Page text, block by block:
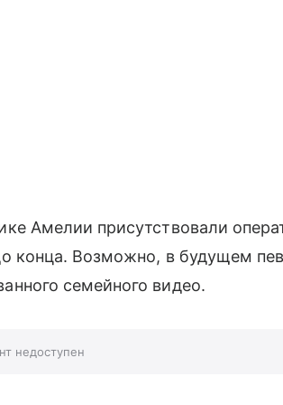
Амелии присутствовали
конца. Возможно, в будущем
семейного видео.
недоступен